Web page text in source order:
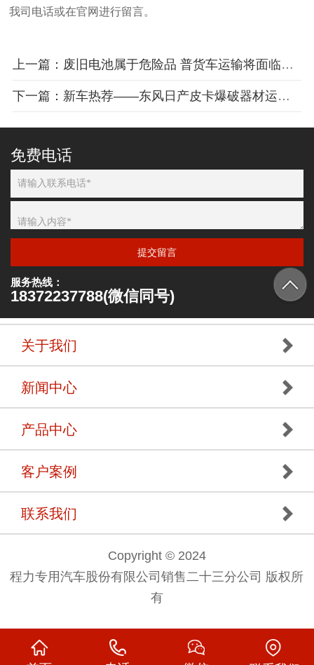
我司电话或在官网进行留言。
上一篇：废旧电池属于危险品 普货车运输将面临高额罚款
下一篇：新车热荐——东风日产皮卡爆破器材运输车
免费电话
提交留言
服务热线：
18372237788(微信同号)
关于我们
新闻中心
产品中心
客户案例
联系我们
Copyright © 2024
程力专用汽车股份有限公司销售二十三分公司 版权所
有